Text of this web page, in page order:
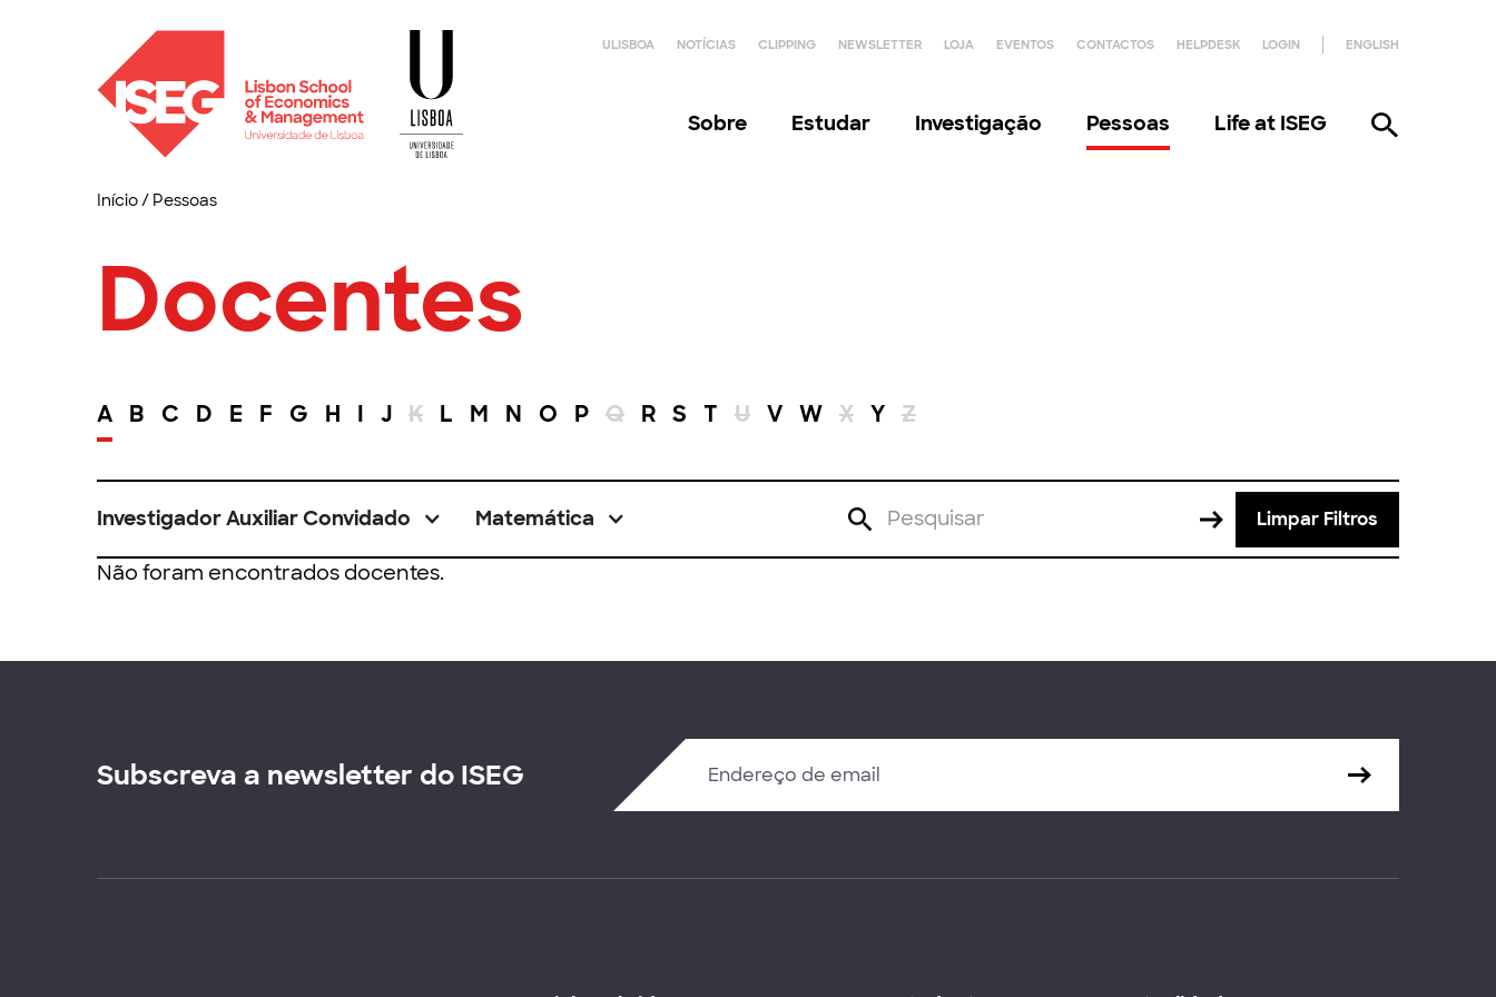
ULISBOA NOTÍCIAS CLIPPING NEWSLETTER LOJA EVENTOS CONTACTOS HELPDESK LOGIN ENGLISH
Sobre Estudar Investigação Pessoas Life at ISEG
Início/ Pessoas
Docentes
A B C D E F G H I J K L M N O P Q R S T U V W X Y Z
Investigador Auxiliar Convidado Matemática Limpar Filtros
Não foram encontrados docentes.
Subscreva a newsletter do ISEG